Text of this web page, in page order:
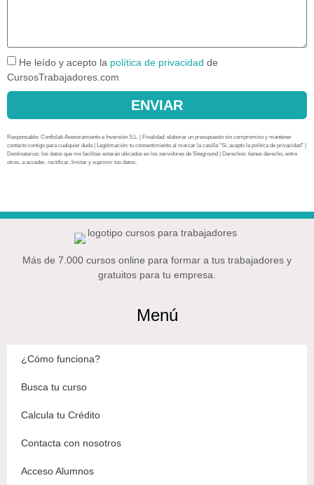
He leído y acepto la política de privacidad de
CursosTrabajadores.com
ENVIAR
Responsable: Confislab Asesoramiento e Inversión S.L. | Finalidad: elaborar un presupuesto sin compromiso y mantener
contacto contigo para cualquier duda | Legitimación: tu consentimiento al marcar la casilla “Sí, acepto la política de privacidad” |
Destinatarios: los datos que me facilitas estarán ubicados en los servidores de Siteground | Derechos: tienes derecho, entre
otros, a acceder, rectificar, limitar y suprimir tus datos.
Más de 7.000 cursos online para formar a tus trabajadores y
gratuitos para tu empresa.
Menú
¿Cómo funciona?
Busca tu curso
Calcula tu Crédito
Contacta con nosotros
Acceso Alumnos